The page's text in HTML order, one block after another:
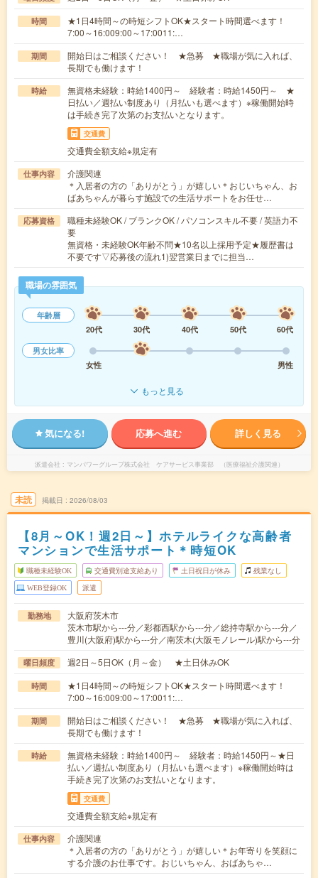
時間
★1日4時間～の時短シフトOK★スタート時間選べます！
7:00～16:009:00～17:0011:…
期間
開始日はご相談ください！ ★急募 ★職場が気に入れば、
長期でも働けます！
時給
無資格未経験：時給1400円～ 経験者：時給1450円～ ★
日払い／週払い制度あり（月払いも選べます）※稼働開始時
は手続き完了次第のお支払いとなります。
交通費
交通費全額支給※規定有
仕事内容
介護関連
＊入居者の方の「ありがとう」が嬉しい＊おじいちゃん、お
ばあちゃんが暮らす施設での生活サポートをお任せ…
応募資格
職種未経験OK / ブランクOK / パソコンスキル不要 / 英語力不
要
無資格・未経験OK年齢不問★10名以上採用予定★履歴書は
不要です▽応募後の流れ1)翌営業日までに担当…
職場の雰囲気
年齢層
20代
30代 40代 50代
60代
男女比率
女性
男性
もっと見る
気になる! 応募へ進む 詳しく見る
派遣会社 マンパワーグループ株式会社 ケアサービス事業部 （医療福祉介護関連）
未読 掲載日 2026/08/03
【8月～OK！週2日～】ホテルライクな高齢者
マンションで生活サポート＊時短OK
職種未経験OK 交通費別途支給あり 土日祝日が休み 残業なし
WEB登録OK 派遣
勤務地
大阪府茨木市
茨木市駅から---分／彩都西駅から---分／総持寺駅から---分／
豊川(大阪府)駅から---分／南茨木(大阪モノレール)駅から---分
曜日頻度 週2日～5日OK（月～金） ★土日休みOK
時間
★1日4時間～の時短シフトOK★スタート時間選べます！
7:00～16:009:00～17:0011:…
期間
開始日はご相談ください！ ★急募 ★職場が気に入れば、
長期でも働けます！
時給
無資格未経験：時給1400円～ 経験者：時給1450円～★日
払い／週払い制度あり（月払いも選べます）※稼働開始時は
手続き完了次第のお支払いとなります。
交通費
交通費全額支給※規定有
仕事内容
介護関連
＊入居者の方の「ありがとう」が嬉しい＊お年寄りを笑顔に
する介護のお仕事です。おじいちゃん、おばあちゃ…